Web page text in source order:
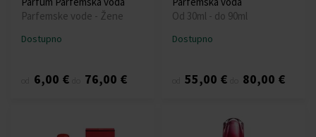
Parfemske vode - Žene
Dostupno
6,00 € 76,00 €
Od 30ml - do 90ml
Dostupno
55,00 € 80,00 €